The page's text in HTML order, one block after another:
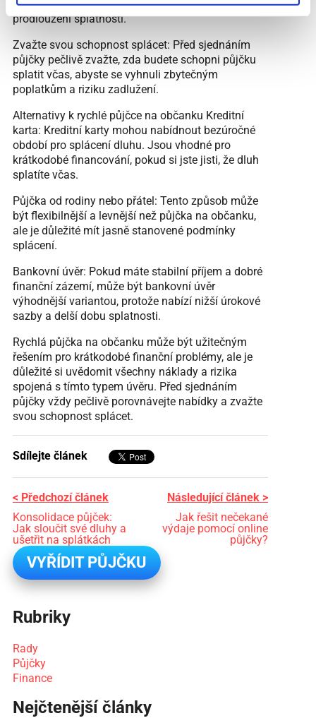
půjčky, včetně poplatků za prodlení a možnosti
prodloužení splatnosti.
Zvažte svou schopnost splácet: Před sjednáním
půjčky pečlivě zvažte, zda budete schopni půjčku
splatit včas, abyste se vyhnuli zbytečným
poplatkům a riziku zadlužení.
Alternativy k rychlé půjčce na občanku Kreditní
karta: Kreditní karty mohou nabídnout bezúročné
období pro splácení dluhu. Jsou vhodné pro
krátkodobé financování, pokud si jste jisti, že dluh
splatíte včas.
Půjčka od rodiny nebo přátel: Tento způsob může
být flexibilnější a levnější než půjčka na občanku,
ale je důležité mít jasně stanovené podmínky
splácení.
Bankovní úvěr: Pokud máte stabilní příjem a dobré
finanční zázemí, může být bankovní úvěr
výhodnější variantou, protože nabízí nižší úrokové
sazby a delší dobu splatnosti.
Rychlá půjčka na občanku může být užitečným
řešením pro krátkodobé finanční problémy, ale je
důležité si uvědomit všechny náklady a rizika
spojená s tímto typem úvěru. Před sjednáním
půjčky vždy pečlivě porovnávejte nabídky a zvažte
svou schopnost splácet.
Sdílejte článek
< Předchozí článek
Konsolidace půjček:
Jak sloučit své dluhy a
ušetřit na splátkách
Následující článek >
Jak řešit nečekané
výdaje pomocí online
půjčky?
VYŘÍDIT PŮJČKU
Rubriky
Rady
Půjčky
Finance
Nejčtenější články